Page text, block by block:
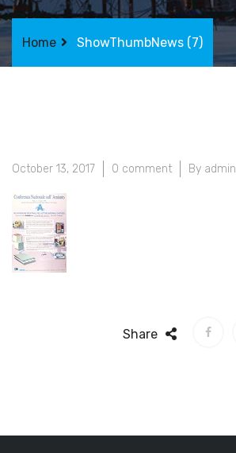
Home ShowThumbNews (7)
October 13, 2017 0 comment By admin
Share